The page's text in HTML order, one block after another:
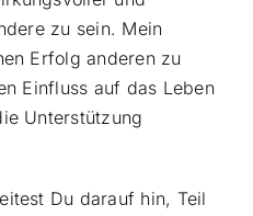
zu sein. Mein
Erfolg anderen zu
Einfluss auf das Leben
Unterstützung
Du darauf hin, Teil